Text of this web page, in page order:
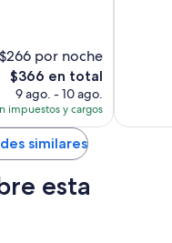
$266 por noche
El
precio
actual
es
de
$366
$366 en total
9 ago. - 10 ago.
impuestos y cargos
similares
esta